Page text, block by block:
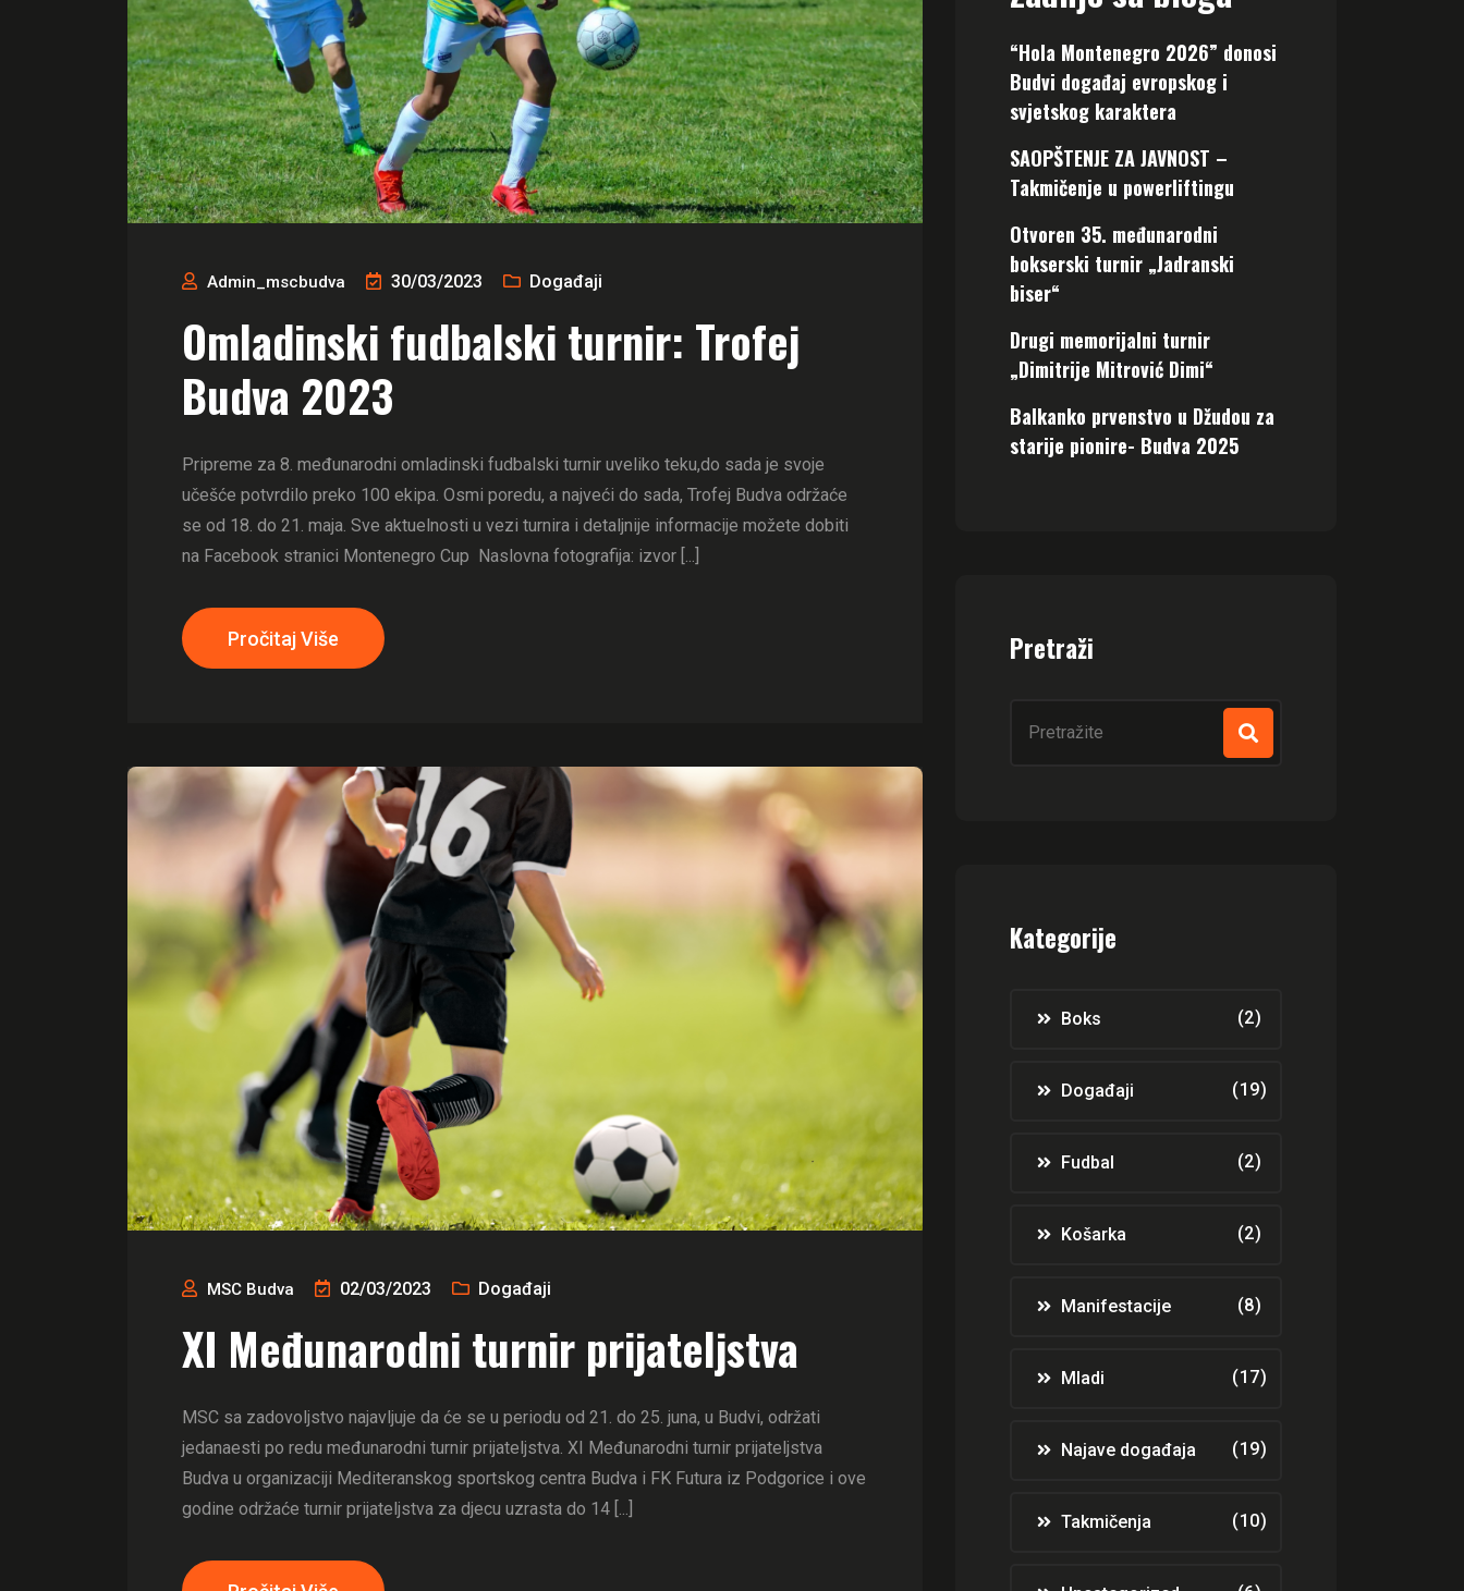
Admin_mscbudva 30/03/2023 Događaji
Omladinski fudbalski turnir: Trofej
Budva 2023
Pripreme za 8. međunarodni omladinski fudbalski turnir uveliko teku,do sada je svoje
učešće potvrdilo preko 100 ekipa. Osmi poredu, a najveći do sada, Trofej Budva održaće
se od 18. do 21. maja. Sve aktuelnosti u vezi turnira i detaljnije informacije možete dobiti
na Facebook stranici Montenegro Cup Naslovna fotografija: izvor [...]
Pročitaj Više
MSC Budva 02/03/2023 Događaji
XI Međunarodni turnir prijateljstva
MSC sa zadovoljstvo najavljuje da će se u periodu od 21. do 25. juna, u Budvi, održati
jedanaesti po redu međunarodni turnir prijateljstva. XI Međunarodni turnir prijateljstva
Budva u organizaciji Mediteranskog sportskog centra Budva i FK Futura iz Podgorice i ove
godine održaće turnir prijateljstva za djecu uzrasta do 14 [...]
“Hola Montenegro 2026” donosi
Budvi događaj evropskog i
svjetskog karaktera
SAOPŠTENJE ZA JAVNOST –
Takmičenje u powerliftingu
Otvoren 35. međunarodni
bokserski turnir „Jadranski
biser“
Drugi memorijalni turnir
„Dimitrije Mitrović Dimi“
Balkanko prvenstvo u Džudou za
starije pionire- Budva 2025
Pretraži
Kategorije
Boks (2)
Događaji (19)
Fudbal (2)
Košarka (2)
Manifestacije (8)
Mladi (17)
Najave događaja (19)
Takmičenja (10)